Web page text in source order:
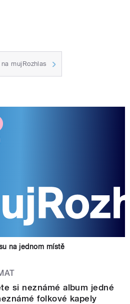
mujRozhlas
na jednom místě
si neznámé album jedné
folkové kapely